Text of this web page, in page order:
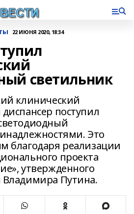
22 ИЮНЯ 2020, 18:34
светильник
клинический
поступил
Это
благодаря реализации
проекта
утвержденного
Владимира Путина.